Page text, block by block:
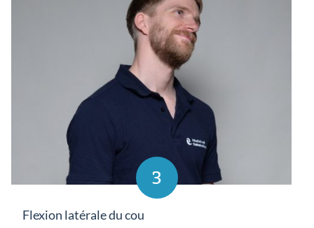
3
Flexion latérale du cou